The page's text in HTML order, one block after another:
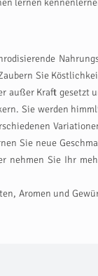
lernen
Sie
außer Kraft gesetzt
Sie werden
Sie neue
nehmen Sie Ihr
Aromen und